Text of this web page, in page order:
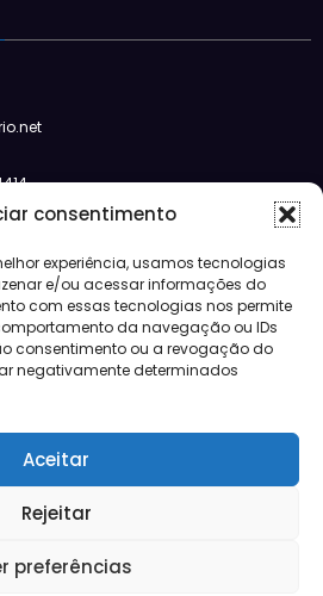
consentimento
experiência, usamos tecnologias
e/ou acessar informações do
com essas tecnologias nos permite
da navegação ou IDs
consentimento ou a revogação do
negativamente determinados
Aceitar
Rejeitar
preferências